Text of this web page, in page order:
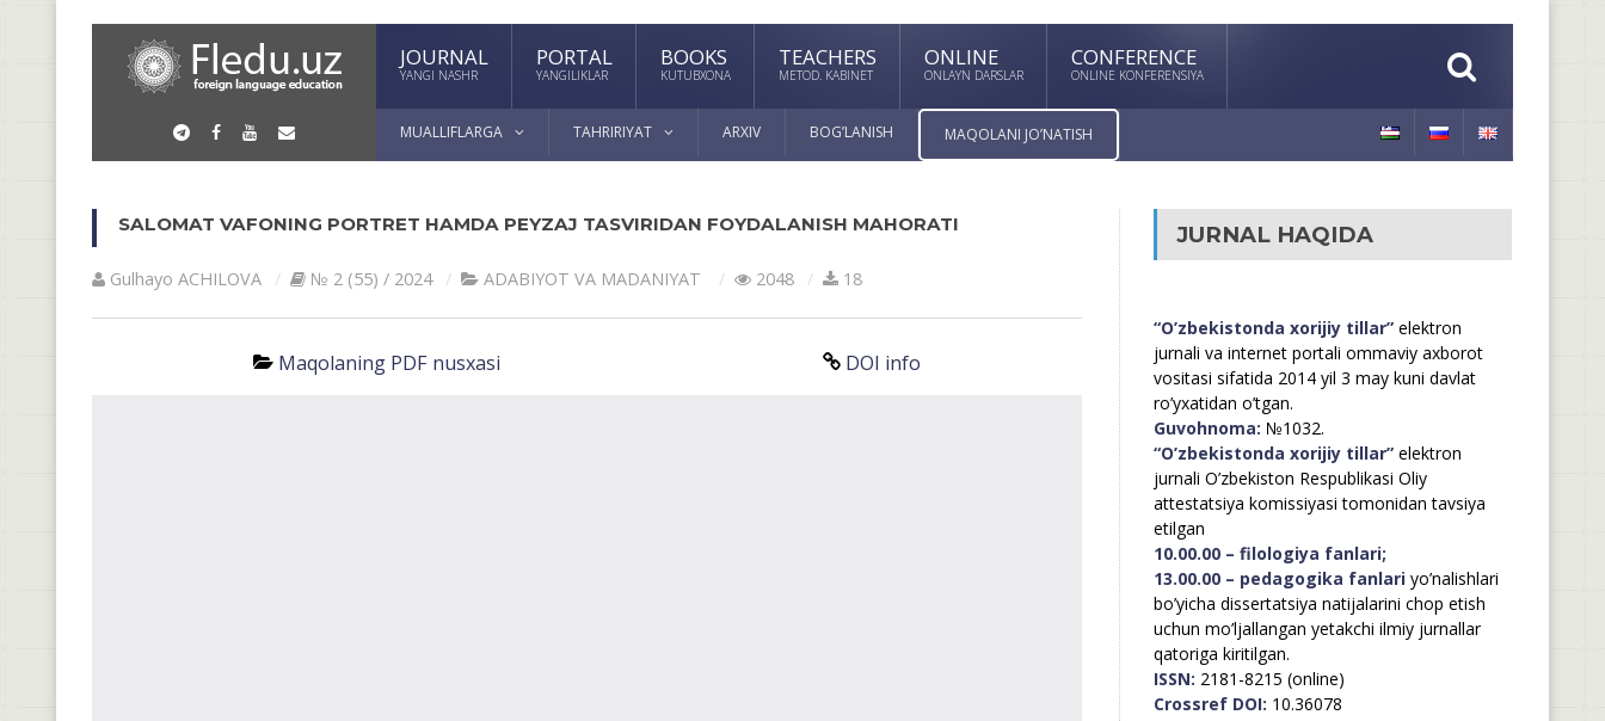
JOURNAL
YANGI NASHR
PORTAL
YANGILIKLAR
BOOKS
KUTUBXONA
TEACHERS
METOD. KABINET
ONLINE
ONLAYN DARSLAR
CONFERENCE
ONLINE KONFERENSIYA
MUALLIFLARGA TAHRIRIYAT ARXIV BOG’LANISH MAQOLANI JO’NATISH
SALOMAT VAFONING PORTRET HAMDA PEYZAJ TASVIRIDAN FOYDALANISH MAHORATI
Gulhayo ACHILOVA № 2 (55) / 2024 АDАBIYOT VА MАDАNIYAT 2048 18
Maqolaning PDF nusxasi DOI info
JURNAL HAQIDA
“O’zbekistonda xorijiy tillar”elektron
jurnali va internet portali ommaviy axborot
vositasi sifatida 2014 yil 3 may kuni davlat
ro’yxatidan o’tgan.
Guvohnoma: №1032.
“O’zbekistonda xorijiy tillar”elektron
jurnali O’zbekiston Respublikasi Oliy
attestatsiya komissiyasi tomonidan tavsiya
etilgan
10.00.00 – filologiya fanlari;
13.00.00 – pedagogika fanlariyo’nalishlari
bo’yicha dissertatsiya natijalarini chop etish
uchun mo’ljallangan yetakchi ilmiy jurnallar
qatoriga kiritilgan.
ISSN: 2181-8215 (online)
Crossref DOI: 10.36078